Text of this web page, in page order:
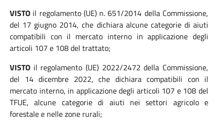
VISTO il regolamento (UE) n. 651/2014 della Commissione,
del 17 giugno 2014, che dichiara alcune categorie di aiuti
compatibili con il mercato interno in applicazione degli
articoli 107 e 108 del trattato;
VISTO il regolamento (UE) 2022/2472 della Commissione,
del 14 dicembre 2022, che dichiara compatibili con il
mercato interno, in applicazione degli articoli 107 e 108 del
TFUE, alcune categorie di aiuti nei settori agricolo e
forestale e nelle zone rurali;